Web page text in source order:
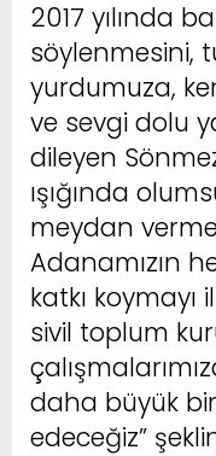
2017 yılında
söylenmesini,
yurdumuza,
ve sevgi dolu
dileyen
ışığında
meydan
Adanamızın
katkı
sivil toplum
daha büyük
edeceğiz”